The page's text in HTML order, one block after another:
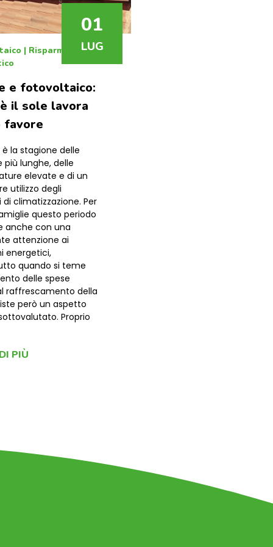
01
LUG
| Risparmio
e fotovoltaico:
il sole lavora
favore
la stagione delle
più lunghe, delle
elevate e di un
utilizzo degli
climatizzazione. Per
questo periodo
anche con una
attenzione ai
energetici,
quando si teme
delle spese
raffrescamento della
però un aspetto
Proprio
PIÙ